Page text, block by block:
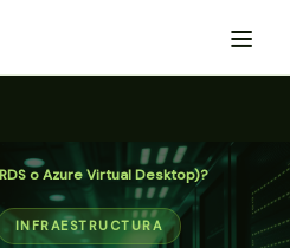
o Azure Virtual Desktop)?
INFRAESTRUCTURA